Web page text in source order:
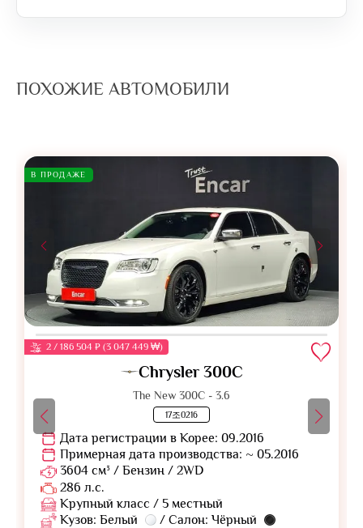
ПОХОЖИЕ АВТОМОБИЛИ
В ПРОДАЖЕ
2 / 186 504 ₽ (3 047 449 ₩)
Chrysler 300C
The New 300C - 3.6
17조0216
Дата регистрации в Корее: 09.2016
Примерная дата производства: ~ 05.2016
3604 см³ / Бензин / 2WD
286 л.с.
Крупный класс / 5 местный
Кузов: Белый
/ Салон: Чёрный